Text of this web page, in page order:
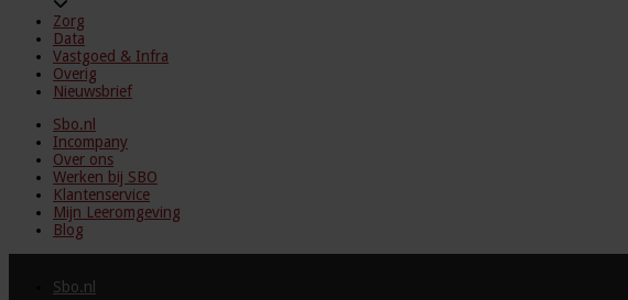
Zorg
Data
Vastgoed & Infra
Overig
Nieuwsbrief
Sbo.nl
Incompany
Over ons
Werken bij SBO
Klantenservice
Mijn Leeromgeving
Blog
Sbo.nl